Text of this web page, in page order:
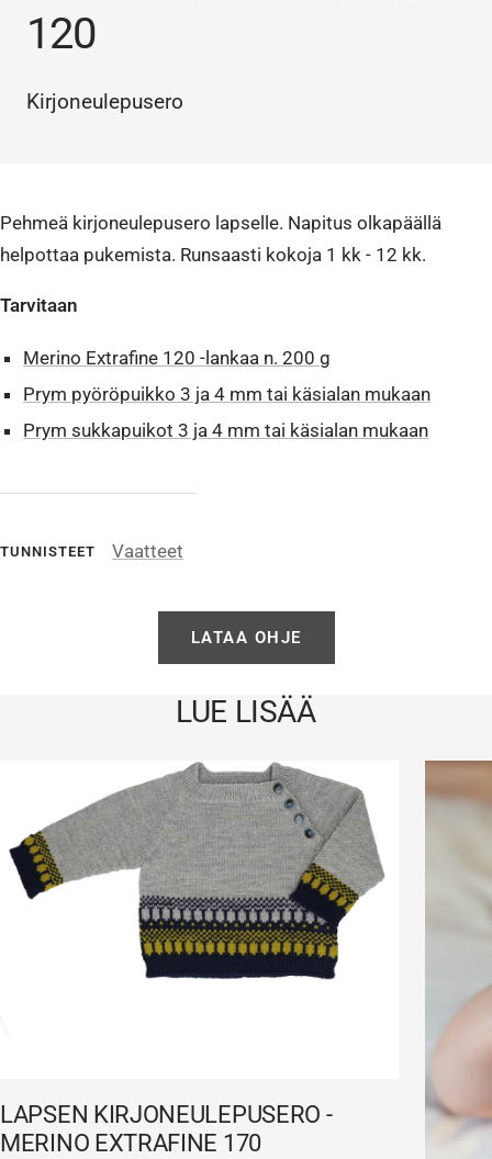
120
Kirjoneulepusero
TUNNISTEET Vaatteet
Pehmeä kirjoneulepusero lapselle. Napitus olkapäällä
helpottaa pukemista. Runsaasti kokoja 1 kk - 12 kk.
Tarvitaan
Merino Extrafine 120 -lankaa n. 200 g
Prym pyöröpuikko 3 ja 4 mm tai käsialan mukaan
Prym sukkapuikot 3 ja 4 mm tai käsialan mukaan
LATAA OHJE
LUE LISÄÄ
LAPSEN KIRJONEULEPUSERO -
MERINO EXTRAFINE 170